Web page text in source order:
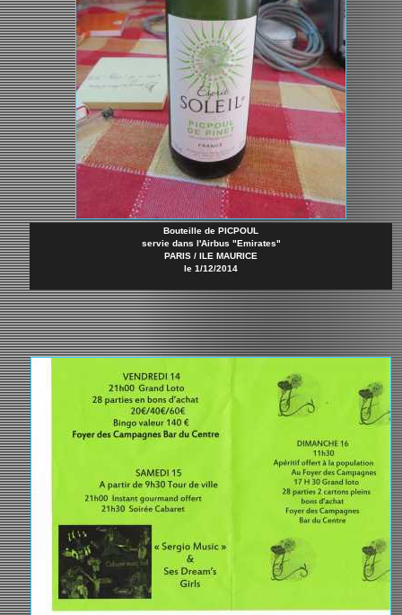
Bouteille de PICPOUL
servie dans l'Airbus "Emirates"
PARIS / ILE MAURICE
le 1/12/2014